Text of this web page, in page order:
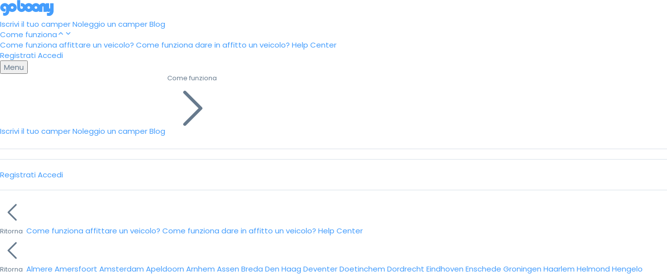
Iscrivi il tuo camperNoleggio un camperBlog
Come funziona
Come funziona affittare un veicolo? Come funziona dare in affitto un veicolo? Help Center
Registrati Accedi
Menu
Iscrivi il tuo camperNoleggio un camperBlog
Come funziona
Registrati Accedi
Ritorna Come funziona affittare un veicolo? Come funziona dare in affitto un veicolo? Help Center
Ritorna Almere Amersfoort Amsterdam Apeldoorn Arnhem Assen Breda Den Haag DeventerDoetinchem Dordrecht Eindhoven Enschede Groningen Haarlem Helmond Hengelo